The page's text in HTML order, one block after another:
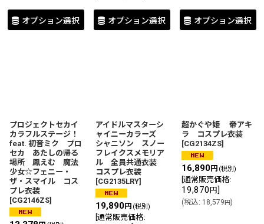
オプション選択 オプション選択 オプション選択
プロジェクトセカイ
カラフルステージ！
feat. 初音ミク プロ
セカ あたしの帰る
場所 鳳えむ 魔法
少女☆フェニー・
ザ・スマイル コス
プレ衣装
[CG2146ZS]
アイドルマスターシ
ャイニーカラーズ
シャニソン スノー
フレイクスメモリア
ル 全員共通衣装
コスプレ衣装
[CG2135LRY]
19,890円 (税別)
通常販売価格:
超かぐや姫 帝アキ
ラ コスプレ衣装
[CG2134ZS]
16,890円 (税別)
通常販売価格:
19,870 円]
(税込: 18,579 円)